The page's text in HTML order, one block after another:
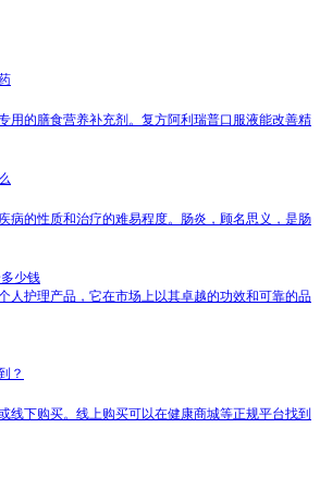
用的膳食营养补充剂。复方阿利瑞普口服液能改善精
病的性质和治疗的难易程度。肠炎，顾名思义，是肠
少钱
人护理产品，它在市场上以其卓越的功效和可靠的品
？
线下购买。线上购买可以在健康商城等正规平台找到